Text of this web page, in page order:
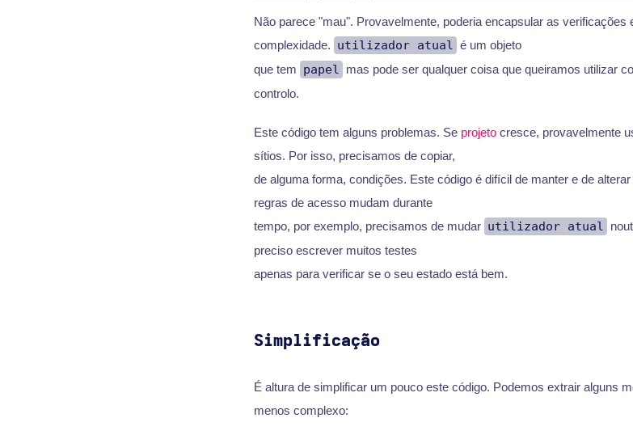
Não parece "mau". Provavelmente, poderia encapsular as verificações
complexidade. utilizador atual é um objeto
que tem papel mas pode ser qualquer coisa que queiramos utilizar
controlo.
Este código tem alguns problemas. Se projetocresce, provavelmente
sítios. Por isso, precisamos de copiar,
de alguma forma, condições. Este código é difícil de manter e de
regras de acesso mudam durante
tempo, por exemplo, precisamos de mudar utilizador atual
preciso escrever muitos testes
apenas para verificar se o seu estado está bem.
Simplificação
É altura de simplificar um pouco este código. Podemos extrair alguns
menos complexo: